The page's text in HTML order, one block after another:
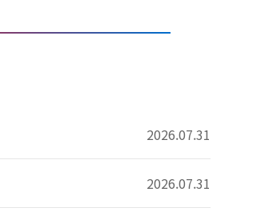
2026.07.31
2026.07.31